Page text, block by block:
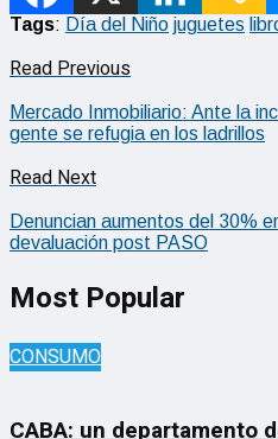
Tags: Día del Niño juguetes
Read Previous
Mercado Inmobiliario: Ante la
gente se refugia en los ladrillos
Read Next
Denuncian aumentos del 30%
devaluación post PASO
Most Popular
CONSUMO
CABA: un departamento